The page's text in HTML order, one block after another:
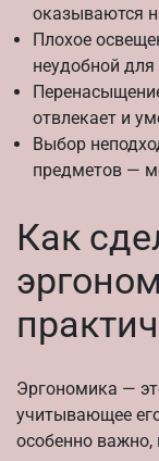
оказываются
Плохое
неудобной
отвлекает и
Выбор
предметов —
Как
Эргономика —
учитывающее
особенно